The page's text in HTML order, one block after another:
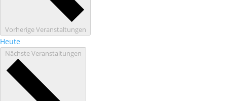
VorherigeVeranstaltungen
Heute
NächsteVeranstaltungen